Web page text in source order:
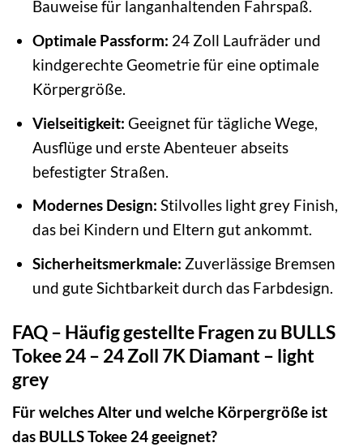
Bauweise für langanhaltenden Fahrspaß.
Optimale Passform: 24 Zoll Laufräder und
kindgerechte Geometrie für eine optimale
Körpergröße.
Vielseitigkeit: Geeignet für tägliche Wege,
Ausflüge und erste Abenteuer abseits
befestigter Straßen.
Modernes Design: Stilvolles light grey Finish,
das bei Kindern und Eltern gut ankommt.
Sicherheitsmerkmale: Zuverlässige Bremsen
und gute Sichtbarkeit durch das Farbdesign.
FAQ – Häufig gestellte Fragen zu BULLS
Tokee 24 – 24 Zoll 7K Diamant – light
grey
Für welches Alter und welche Körpergröße ist
das BULLS Tokee 24 geeignet?